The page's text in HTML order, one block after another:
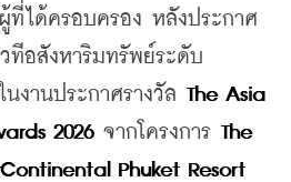
ที่ได้ครอบครอง หลังประกาศ
ทีอสังหาริมทรัพย์ระดับ
งานประกาศรางวัล The Asia
2026 จากโครงการ The
Phuket Resort